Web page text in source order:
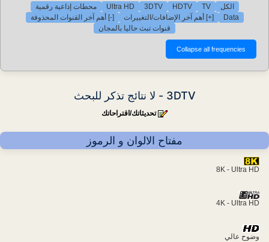
الكل TV
HDTV
3DTV
Ultra HD
محطات إذاعية رقمية
Data
[+] أهم آخر الإضافات/التغييرات
[-] أهم آخر القنوات المحذوفة
قنوات تبث حاليا بالمجان
3DTV - لا نتائج تذكر للبحث
تحديثاتك/اقتراحاتك
مفتاح الالوان و الرموز
8K - Ultra HD
4K - Ultra HD
وضوح عالي